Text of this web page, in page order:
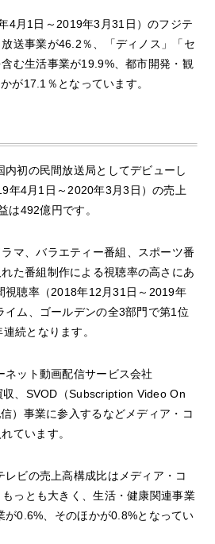
4月1日～2019年3月31日）のフジテ
送事業が46.2％、「ディノス」「セ
む生活事業が19.9%、都市開発・観
が17.1％となっています。
初の民間放送局としてデビューし
年4月1日～2020年3月3日）の売上
は492億円です。
マ、バラエティー番組、スポーツ番
た番組制作による視聴率の高さにあ
視聴率（2018年12月31日～2019年
イム、ゴールデンの全3部門で第1位
続となります。
ネット動画配信サービス会社
収、SVOD（Subscription Video On
）事業に参入するなどメディア・コ
ています。
ビの売上高構成比はメディア・コ
っとも大きく、生活・健康関連事業
が0.6%、そのほかが0.8%となってい